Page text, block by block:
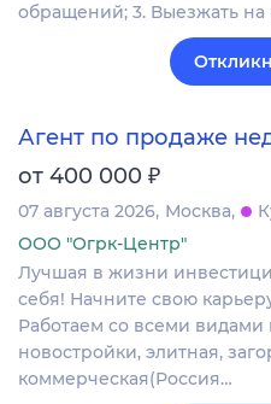
обращений; 3. Выезжать на
Агент по продаже
от 400 000 ₽
07 августа 2026 Москва
ООО "Огрк-Центр"
Лучшая в жизни
себя! Начните свою
Работаем со всеми
новостройки, элитная,
коммерческая(Россия…